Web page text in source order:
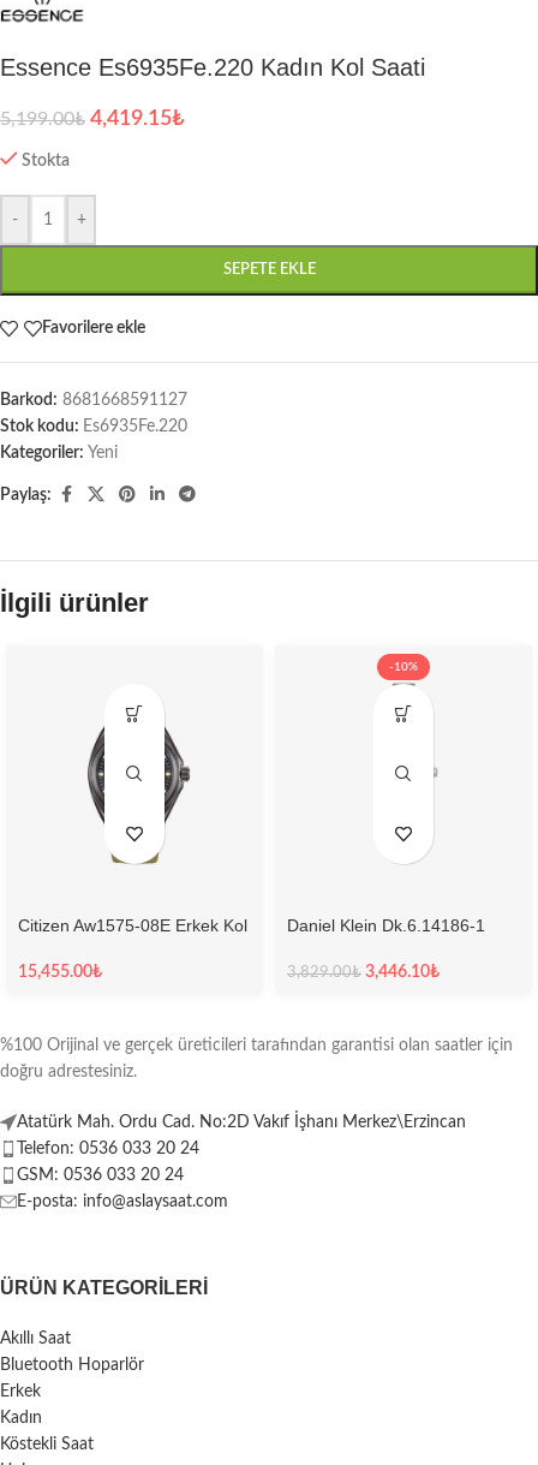
Essence Es6935Fe.220 Kadın Kol Saati
5,199.00₺ 4,419.15₺
Stokta
- +
SEPETE EKLE
Favorilere ekle
Barkod: 8681668591127
Stok kodu: Es6935Fe.220
Kategoriler: Yeni
Paylaş:
İlgili ürünler
Citizen Aw1575-08E Erkek Kol
15,455.00₺
-10%
Daniel Klein Dk.6.14186-1
3,829.00₺ 3,446.10₺
%100 Orijinal ve gerçek üreticileri tarafından garantisi olan saatler için
doğru adrestesiniz.
Atatürk Mah. Ordu Cad. No:2D Vakıf İşhanı Merkez\Erzincan
Telefon: 0536 033 20 24
GSM: 0536 033 20 24
E-posta: info@aslaysaat.com
ÜRÜN KATEGORILERI
Akıllı Saat
Bluetooth Hoparlör
Erkek
Kadın
Köstekli Saat